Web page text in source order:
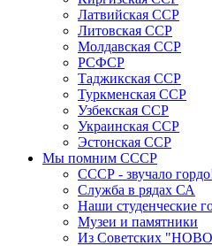
Латвийская ССР
Литовская ССР
Молдавская ССР
РСФСР
Таджикская ССР
Туркменская ССР
Узбекская ССР
Украинская ССР
Эстонская ССР
Мы помним СССР
СССР - звучало
Служба в рядах СА
Наши студенческие
Музеи и памятники
Из Советских